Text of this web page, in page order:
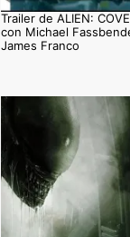
Trailer de ALIEN:
con Michael
James Franco